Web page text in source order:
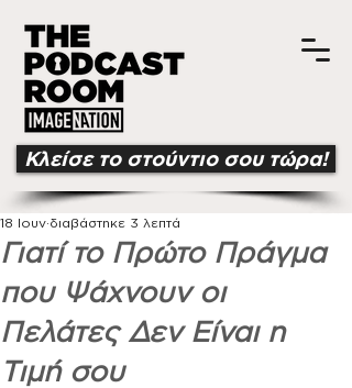
Κλείσε το στούντιο σου τώρα!
Γιατί το Πρώτο Πράγμα
που Ψάχνουν οι
Πελάτες Δεν Είναι η
Τιμή σου
18 Ιουν διαβάστηκε 3 λεπτά